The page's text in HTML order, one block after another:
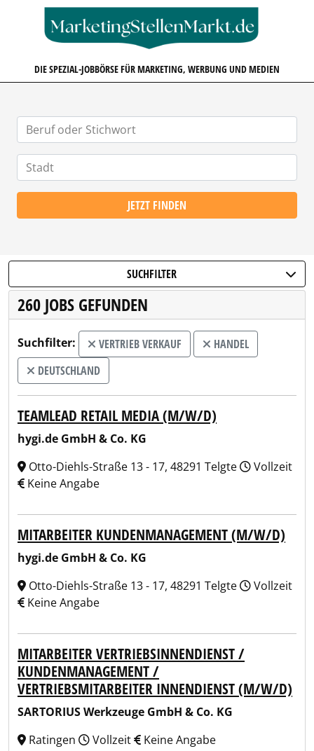
DIE SPEZIAL-JOBBÖRSE FÜR MARKETING, WERBUNG UND MEDIEN
JETZT FINDEN
SUCHFILTER
260 JOBS GEFUNDEN
Suchfilter: VERTRIEB VERKAUF
HANDEL
DEUTSCHLAND
TEAMLEAD RETAIL MEDIA (M/W/D)
hygi.de GmbH & Co. KG
Otto-Diehls-Straße 13 - 17, 48291 Telgte
Vollzeit
Keine Angabe
MITARBEITER KUNDENMANAGEMENT (M/W/D)
hygi.de GmbH & Co. KG
Otto-Diehls-Straße 13 - 17, 48291 Telgte
Vollzeit
Keine Angabe
MITARBEITER VERTRIEBSINNENDIENST /
KUNDENMANAGEMENT /
VERTRIEBSMITARBEITER INNENDIENST (M/W/D)
SARTORIUS Werkzeuge GmbH & Co. KG
Ratingen
Vollzeit Keine Angabe